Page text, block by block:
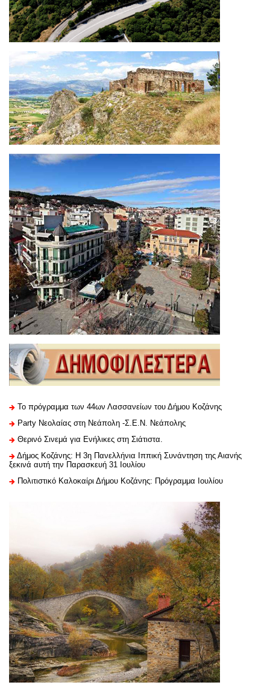
Το πρόγραμμα των 44ων Λασσανείων του Δήμου Κοζάνης
Party Νεολαίας στη Νεάπολη -Σ.Ε.Ν. Νεάπολης
Θερινό Σινεμά για Ενήλικες στη Σιάτιστα.
Δήμος Κοζάνης: Η 3η Πανελλήνια Ιππική Συνάντηση της Αιανής
ξεκινά αυτή την Παρασκευή 31 Ιουλίου
Πολιτιστικό Καλοκαίρι Δήμου Κοζάνης: Πρόγραμμα Ιουλίου